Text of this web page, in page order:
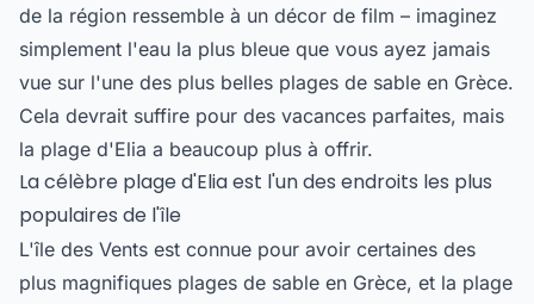
de la région ressemble à un décor de film – imaginez
simplement l'eau la plus bleue que vous ayez jamais
vue sur l'une des plus belles plages de sable en Grèce.
Cela devrait suffire pour des vacances parfaites, mais
la plage d'Elia a beaucoup plus à offrir.
La célèbre plage d'Elia est l'un des endroits les plus
populaires de l'île
L'île des Vents est connue pour avoir certaines des
plus magnifiques plages de sable en Grèce, et la plage